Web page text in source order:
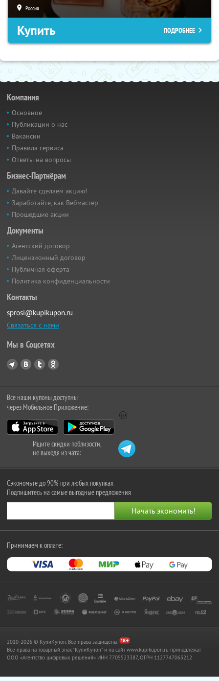
Россия
Купить ПОДРОБНЕЕ
Компания
Основное
Публикации о нас
Вакансии
Правила сервиса
Ответы на вопросы
Бизнес-Партнёрам
Давайте сделаем акцию!
Заработайте, как Вебмастер
Прошедшие акции
Документы
Агентский договор
Лицензионный договор
Публичная оферта
Политика конфиденциальности
Контакты
sprosi@kupikupon.ru
Связаться с нами
Мы в Соцсетях
Все наши купоны доступны
через Мобильное Приложение:
Ищите скидки поблизости,
не выходя из чата:
Сэкономьте до 90% при любых покупках
Подпишитесь на самые выгодные предложения
Принимаем к оплате:
2010-2026 © КупиКупон. Все права защищены.
Все права на товарный знак "КупиКупон" и на сайт www.kupikupon.ru принадлежат
OOO «Агентство цифровых решений» ИНН 7705523387, ОГРН 1127747063212